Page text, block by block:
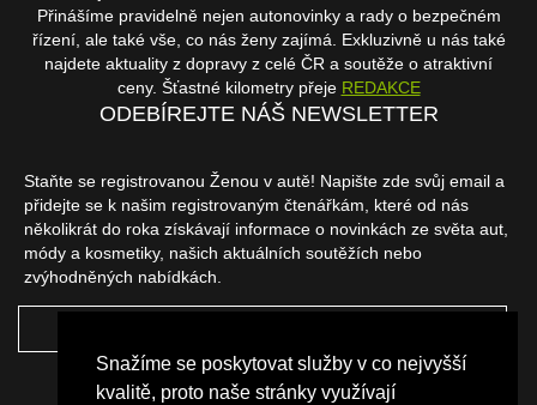
Snažíme se poskytovat služby v co nejvyšší
kvalitě, proto naše stránky využívají
Přinášíme pravidelně nejen autonovinky a rady o bezpečném
řízení, ale také vše, co nás ženy zajímá. Exkluzivně u nás také
najdete aktuality z dopravy z celé ČR a soutěže o atraktivní
ceny. Šťastné kilometry přeje REDAKCE
ODEBÍREJTE NÁŠ NEWSLETTER
Staňte se registrovanou Ženou v autě! Napište zde svůj email a
přidejte se k našim registrovaným čtenářkám, které od nás
několikrát do roka získávají informace o novinkách ze světa aut,
módy a kosmetiky, našich aktuálních soutěžích nebo
zvýhodněných nabídkách.
NAŠI PARTNEŘI